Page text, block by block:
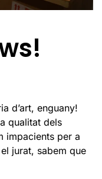
d’art, enguany!
qualitat dels
impacients per a
jurat, sabem que